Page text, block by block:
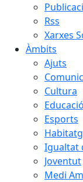
Rss
Xarxes
Àmbits
Ajuts
Cultura
Educació
Esports
Igualtat
Joventut
Medi